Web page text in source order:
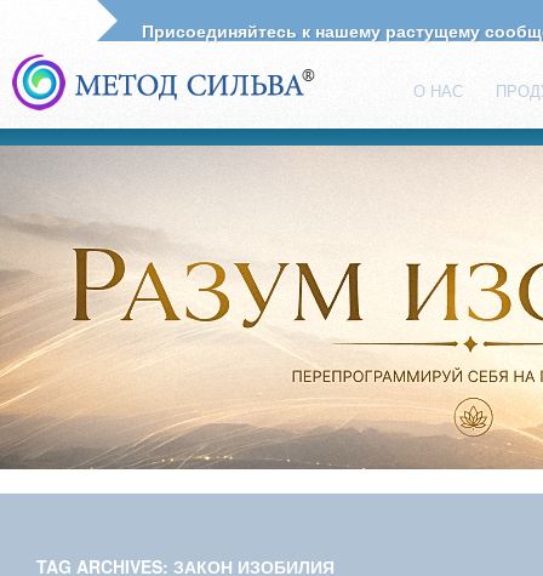
О НАС
Присоединяйтесь к нашему растущему
TAG ARCHIVES: ЗАКОН ИЗОБИЛИЯ